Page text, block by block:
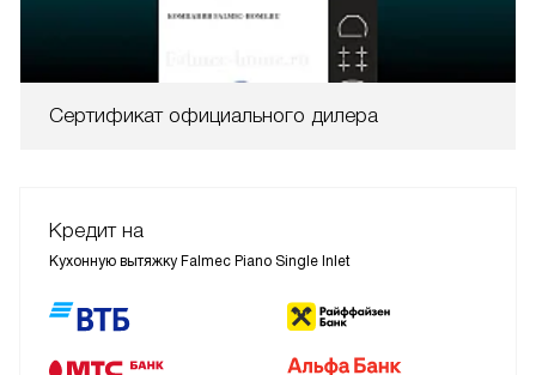
Сертификат официального дилера
Кредит на
Кухонную вытяжку Falmec Piano Single Inlet